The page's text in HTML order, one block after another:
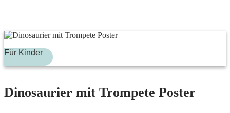
Für Kinder
Dinosaurier mit Trompete Poster